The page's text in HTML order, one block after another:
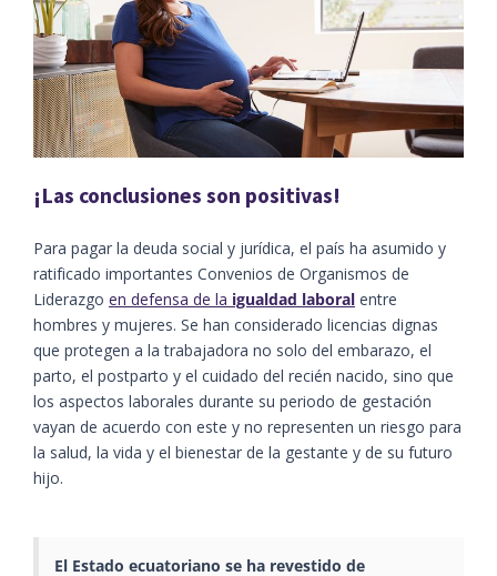
¡Las conclusiones son positivas!
Para pagar la deuda social y jurídica, el país ha asumido y
ratificado importantes Convenios de Organismos de
Liderazgo en defensa de la igualdad laboral entre
hombres y mujeres. Se han considerado licencias dignas
que protegen a la trabajadora no solo del embarazo, el
parto, el postparto y el cuidado del recién nacido, sino que
los aspectos laborales durante su periodo de gestación
vayan de acuerdo con este y no representen un riesgo para
la salud, la vida y el bienestar de la gestante y de su futuro
hijo.
El Estado ecuatoriano se ha revestido de